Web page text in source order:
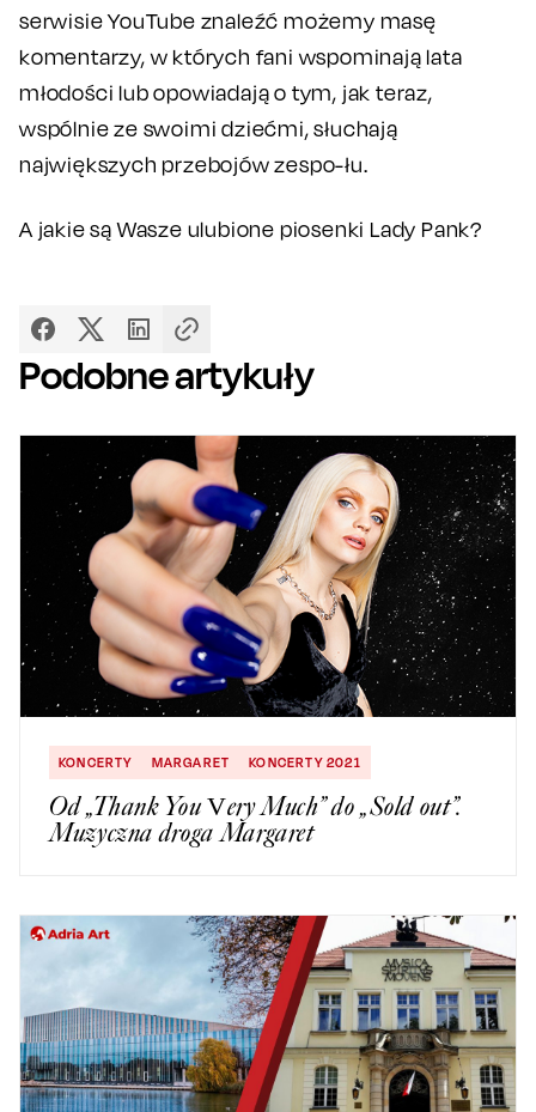
serwisie YouTube znaleźć możemy masę
komentarzy, w których fani wspominają lata
młodości lub opowiadają o tym, jak teraz,
wspólnie ze swoimi dziećmi, słuchają
największych przebojów zespo-łu.
A jakie są Wasze ulubione piosenki Lady Pank?
Podobne artykuły
KONCERTY MARGARET KONCERTY 2021
Od „Thank You Very Much” do „Sold out”.
Muzyczna droga Margaret